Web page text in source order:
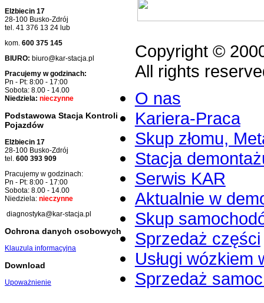
Elżbiecin 17
28-100 Busko-Zdrój
tel. 41 376 13 24 lub
kom. 600 375 145
BIURO: biuro@kar-stacja.pl
Pracujemy w godzinach:
Pn - Pt: 8:00 - 17:00
Sobota: 8.00 - 14.00
Niedziela: nieczynne
Podstawowa Stacja Kontroli
Pojazdów
Elżbiecin 17
28-100 Busko-Zdrój
tel. 600 393 909
Pracujemy w godzinach:
Pn - Pt: 8:00 - 17:00
Sobota: 8.00 - 14.00
Niedziela: nieczynne
diagnostyka@kar-stacja.pl
Ochrona danych osobowych
Klauzula informacyjna
Download
Upoważnienie
Copyright ©
All rights
O nas
Kariera-Praca
Skup złomu,
Stacja
Serwis KAR
Aktualnie w
Skup
Sprzedaż części
Usługi wózkiem
Sprzedaż